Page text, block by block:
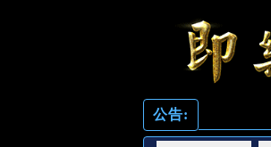
公告: